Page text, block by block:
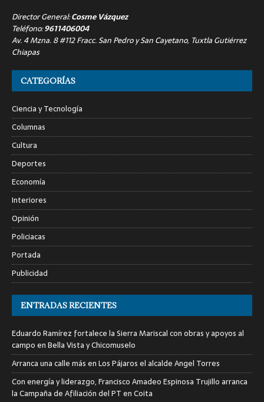
Director General:Cosme Vázquez
Teléfono:9611406004
Av. 4 Mzna. 8 #112 Fracc. San Pedro y San Cayetano, Tuxtla Gutiérrez
Chiapas
CATEGORÍAS
Ciencia y Tecnología
Columnas
Cultura
Deportes
Economía
Interiores
Opinión
Policiacas
Portada
Publicidad
ENTRADAS RECIENTES
Eduardo Ramírez fortalece la Sierra Mariscal con obras y apoyos al
campo en Bella Vista y Chicomuselo
Arranca una calle más en Los Pájaros el alcalde Angel Torres
Con energía y liderazgo, Francisco Amadeo Espinosa Trujillo arranca
la Campaña de Afiliación del PT en Coita